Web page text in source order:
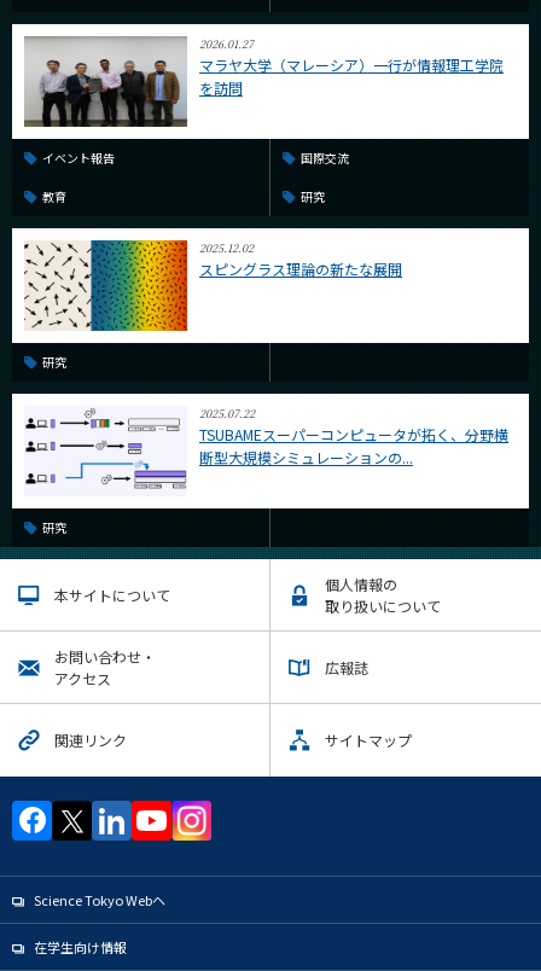
2026.01.27
マラヤ大学（マレーシア）一行が情報理工学院
を訪問
イベント報告 国際交流
教育 研究
2025.12.02
スピングラス理論の新たな展開
研究
2025.07.22
TSUBAMEスーパーコンピュータが拓く、分野横
断型大規模シミュレーションの...
研究
本サイトについて
個人情報の
取り扱いについて
お問い合わせ・
アクセス
広報誌
関連リンク サイトマップ
Science Tokyo Webヘ
在学生向け情報